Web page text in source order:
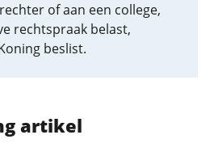
of aan een college,
rechtspraak belast,
beslist.
artikel